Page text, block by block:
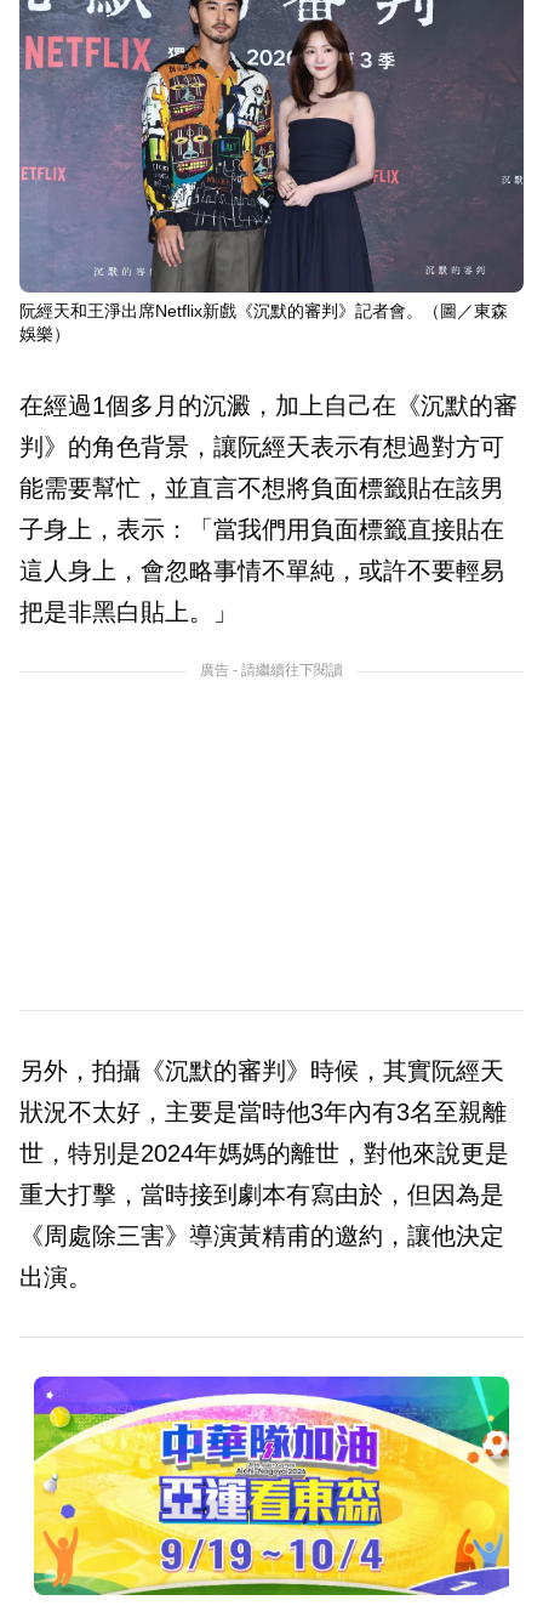
阮經天和王淨出席Netflix新戲《沉默的審判》記者會。（圖／東森
娛樂）
在經過1個多月的沉澱，加上自己在《沉默的審
判》的角色背景，讓阮經天表示有想過對方可
能需要幫忙，並直言不想將負面標籤貼在該男
子身上，表示：「當我們用負面標籤直接貼在
這人身上，會忽略事情不單純，或許不要輕易
把是非黑白貼上。」
廣告 - 請繼續往下閱讀
另外，拍攝《沉默的審判》時候，其實阮經天
狀況不太好，主要是當時他3年內有3名至親離
世，特別是2024年媽媽的離世，對他來說更是
重大打擊，當時接到劇本有寫由於，但因為是
《周處除三害》導演黃精甫的邀約，讓他決定
出演。